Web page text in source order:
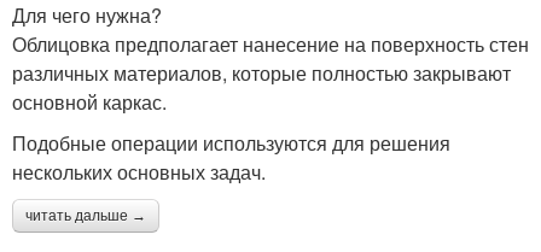
Для чего нужна?
Облицовка предполагает нанесение на поверхность стен
различных материалов, которые полностью закрывают
основной каркас.
Подобные операции используются для решения
нескольких основных задач.
читать дальше →